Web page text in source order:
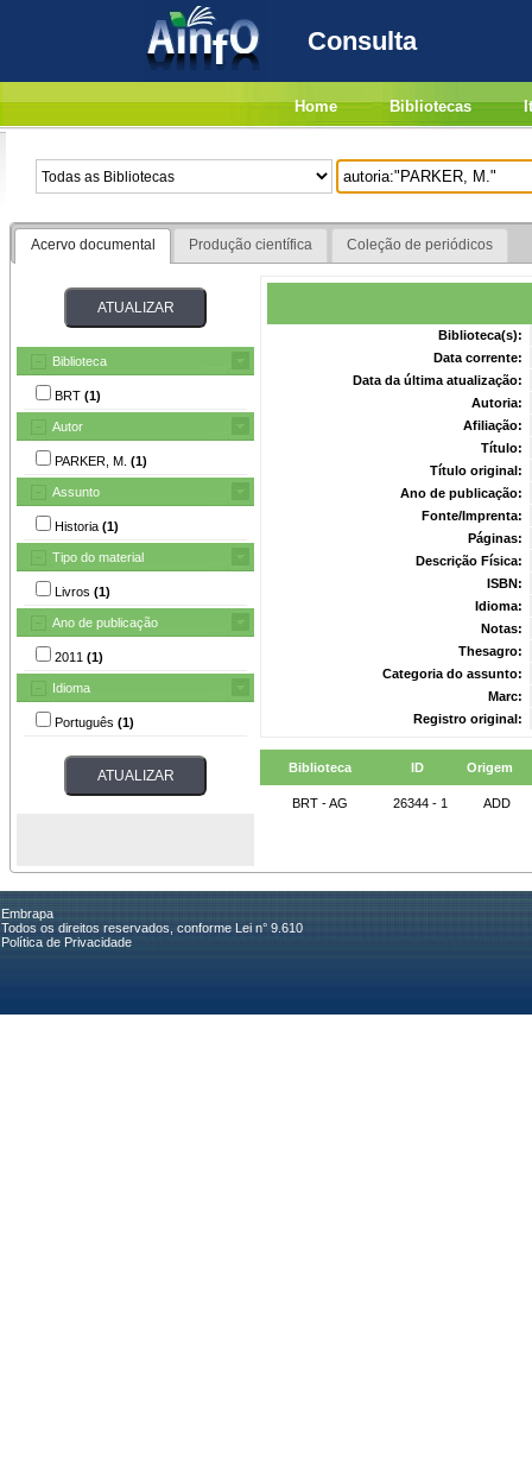
Consulta
Home Bibliotecas
Acervo documental Produção científica Coleção de periódicos
Biblioteca
BRT (1)
Autor
PARKER, M. (1)
Assunto
Historia (1)
Tipo do material
Livros (1)
Ano de publicação
2011 (1)
Idioma
Português (1)
Biblioteca(s):
Data corrente:
Data da última atualização:
Autoria:
Afiliação:
Título:
Título original:
Ano de publicação:
Fonte/Imprenta:
Páginas:
Descrição Física:
ISBN:
Idioma:
Notas:
Thesagro:
Categoria do assunto:
Marc:
Registro original:
Biblioteca ID Origem
BRT - AG 26344 - 1 ADD
Embrapa
Todos os direitos reservados, conforme Lei n° 9.610
Política de Privacidade